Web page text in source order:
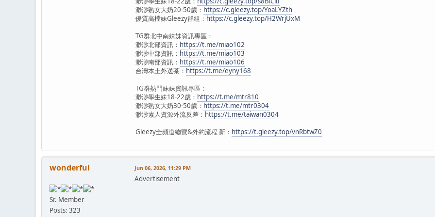
渺渺熟女大奶20-50歲： https://c.gleezy.top/YoaLYZth
優質高檔妹Gleezy群組： https://c.gleezy.top/H2WrjUxM
TG群北中南妹妹資訊專區：
渺渺北部資訊： https://t.me/miao102
渺渺中部資訊： https://t.me/miao103
渺渺南部資訊： https://t.me/miao106
台灣本土外送茶： https://t.me/eyny168
TG群熱門妹妹資訊專區：
渺渺學生妹18-22歲： https://t.me/mtr810
渺渺熟女大奶30-50歲： https://t.me/mtr0304
渺渺素人資源外流反差： https://t.me/taiwan0304
Gleezy全頻道總覽&外約流程 新： https://t.gleezy.top/vnRbtwZ0
wonderful
Sr. Member
Posts: 323
Jun 06, 2026, 11:29 PM
Advertisement